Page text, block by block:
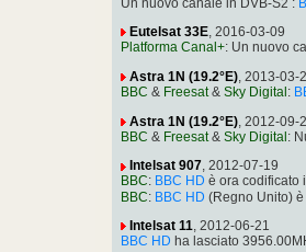
Un nuovo canale in DVB-S2 :
Eutelsat 33E, 2016-03-09
Platforma Canal+: Un nuovo
Astra 1N (19.2°E) , 2013-03-
BBC & Freesat& Sky Digital:
Astra 1N (19.2°E) , 2012-09-
BBC & Freesat& Sky Digital:
Intelsat 907, 2012-07-19
BBC: BBC HD è ora codificato
BBC: BBC HD (Regno Unito)
Intelsat 11, 2012-06-21
BBC HD ha lasciato